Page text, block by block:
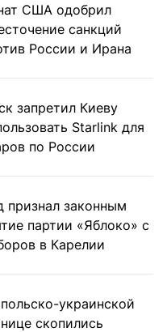
США одобрил
санкций
России и Ирана
запретил Киеву
Starlink для
по России
признал законным
партии «Яблоко» с
в Карелии
украинской
скопились